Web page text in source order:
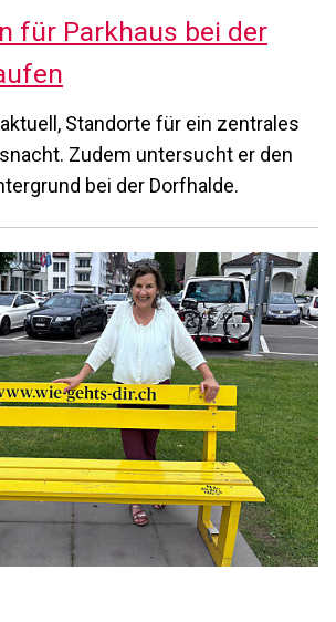
für Parkhaus bei der
Standorte für ein zentrales
Zudem untersucht er den
bei der Dorfhalde.